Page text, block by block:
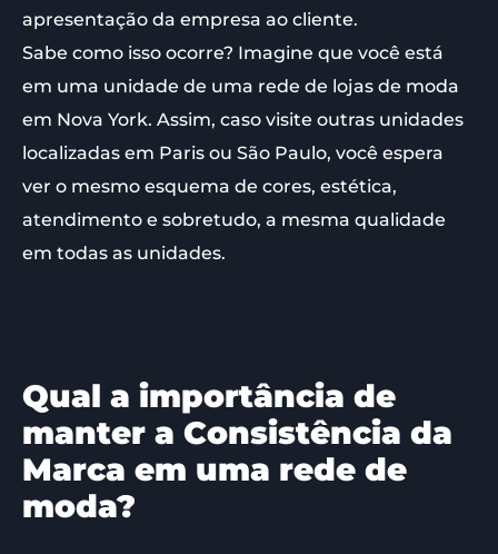
apresentação da empresa ao cliente.
Sabe como isso ocorre? Imagine que você está
em uma unidade de uma rede de lojas de moda
em Nova York. Assim, caso visite outras unidades
localizadas em Paris ou São Paulo, você espera
ver o mesmo esquema de cores, estética,
atendimento e sobretudo, a mesma qualidade
em todas as unidades.
Qual a importância de
manter a Consistência da
Marca em uma rede de
moda?